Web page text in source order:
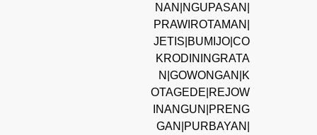
NAN|NGUPASAN|
PRAWIROTAMAN|
JETIS|BUMIJO|CO
KRODININGRATA
N|GOWONGAN|K
OTAGEDE|REJOW
INANGUN|PRENG
GAN|PURBAYAN|